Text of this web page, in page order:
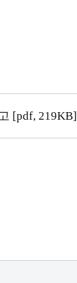
[pdf, 219KB]